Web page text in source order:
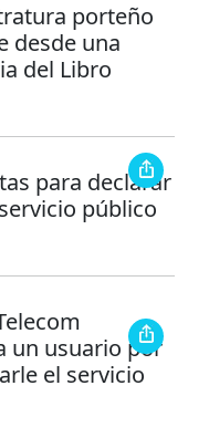
porteño
desde una
del Libro
para declarar
público
un usuario por
el servicio